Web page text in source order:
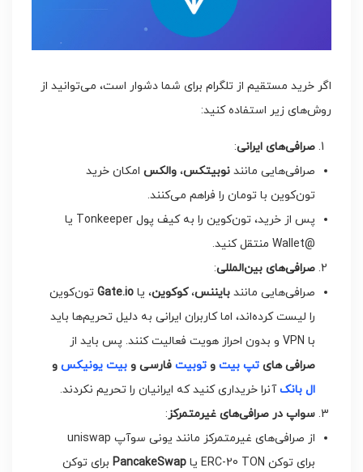
اگر خرید مستقیم از تلگرام برای شما دشوار است، می‌توانید از
روش‌های زیر استفاده کنید:
صرافی‌های ایرانی:
صرافی‌هایی مانند نوبیتکس، والکس امکان خرید
تون‌کوین با تومان را فراهم می‌کنند.
پس از خرید، تون‌کوین را به کیف پول Tonkeeper یا
@Wallet منتقل کنید.
صرافی‌های بین‌المللی:
صرافی‌هایی مانند بایننس،کوکوین، یا Gate.io تون‌کوین
را لیست کرده‌اند، اما کاربران ایرانی به دلیل تحریم‌ها باید
با VPN و بدون احراز هویت فعالیت کنند. پس باید از
صرافی های تپ بیت و توبیت فارسی و بیت یونیکس و
ال بانکآنرا خریداری کنید که ایرانیان را تحریم نکردند.
سواپ در صرافی‌های غیرمتمرکز:
از صرافی‌های غیرمتمرکز مانند یونی سوآپ uniswap
برای توکن ERC-20 TON یا
PancakeSwap برای توکن